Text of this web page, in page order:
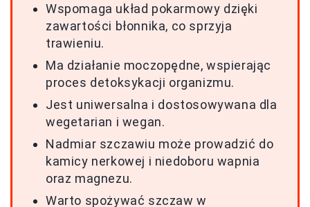
Wspomaga układ pokarmowy dzięki
zawartości błonnika, co sprzyja
trawieniu.
Ma działanie moczopędne, wspierając
proces detoksykacji organizmu.
Jest uniwersalna i dostosowywana dla
wegetarian i wegan.
Nadmiar szczawiu może prowadzić do
kamicy nerkowej i niedoboru wapnia
oraz magnezu.
Warto spożywać szczaw w